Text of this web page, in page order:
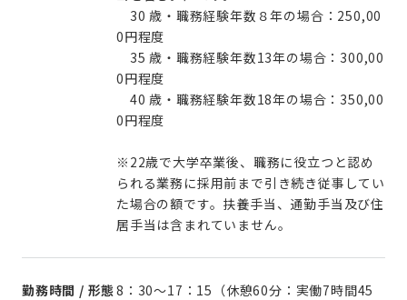
30 歳・職務経験年数８年の場合：250,00
0円程度
35 歳・職務経験年数13年の場合：300,00
0円程度
40 歳・職務経験年数18年の場合：350,00
0円程度
※22歳で大学卒業後、職務に役立つと認め
られる業務に採用前まで引き続き従事してい
た場合の額です。扶養手当、通勤手当及び住
居手当は含まれていません。
勤務時間 / 形態8：30～17：15（休憩60分：実働7時間45